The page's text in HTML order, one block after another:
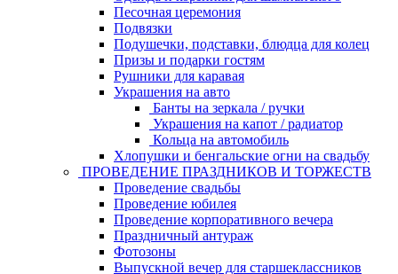
Песочная церемония
Подвязки
Подушечки, подставки, блюдца для колец
Призы и подарки гостям
Рушники для каравая
Украшения на авто
Банты на зеркала / ручки
Украшения на капот / радиатор
Кольца на автомобиль
Хлопушки и бенгальские огни на свадьбу
ПРОВЕДЕНИЕ ПРАЗДНИКОВ И ТОРЖЕСТВ
Проведение свадьбы
Проведение юбилея
Проведение корпоративного вечера
Праздничный антураж
Фотозоны
Выпускной вечер для старшеклассников